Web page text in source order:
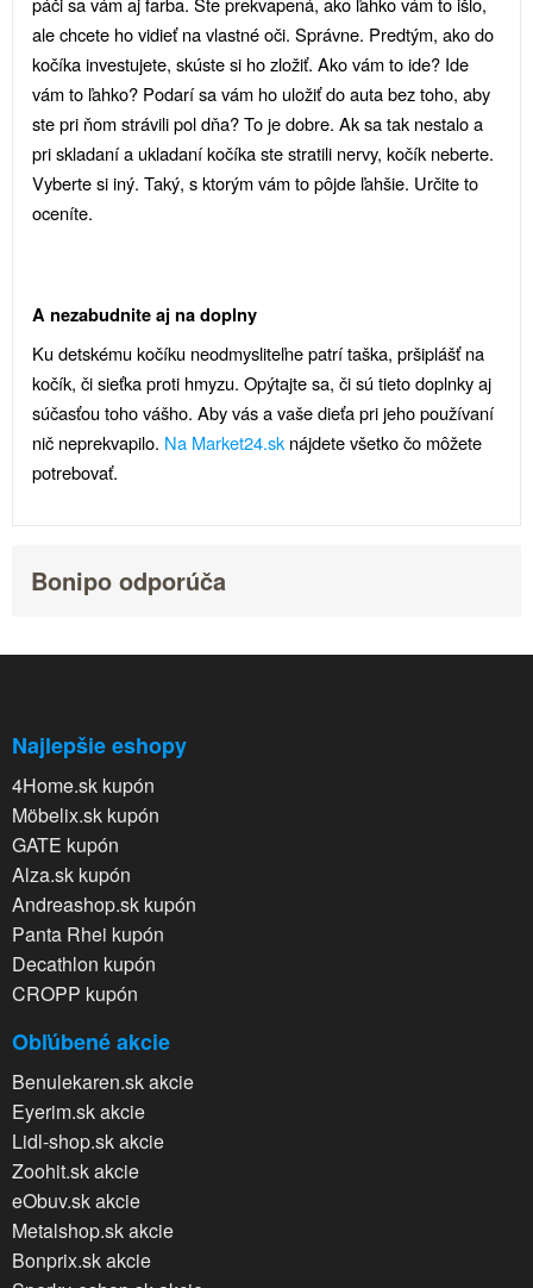
ale chcete ho vidieť na vlastné oči. Správne. Predtým, ako do
kočíka investujete, skúste si ho zložiť. Ako vám to ide? Ide
vám to ľahko? Podarí sa vám ho uložiť do auta bez toho, aby
ste pri ňom strávili pol dňa? To je dobre. Ak sa tak nestalo a
pri skladaní a ukladaní kočíka ste stratili nervy, kočík neberte.
Vyberte si iný. Taký, s ktorým vám to pôjde ľahšie. Určite to
oceníte.
A nezabudnite aj na doplny
Ku detskému kočíku neodmysliteľne patrí taška, pršiplášť na
kočík, či sieťka proti hmyzu. Opýtajte sa, či sú tieto doplnky aj
súčasťou toho vášho. Aby vás a vaše dieťa pri jeho používaní
nič neprekvapilo. Na Market24.sknájdete všetko čo môžete
potrebovať.
Bonipo odporúča
Najlepšie eshopy
4Home.sk kupón
Möbelix.sk kupón
GATE kupón
Alza.sk kupón
Andreashop.sk kupón
Panta Rhei kupón
Decathlon kupón
CROPP kupón
Obľúbené akcie
Benulekaren.sk akcie
Eyerim.sk akcie
Lidl-shop.sk akcie
Zoohit.sk akcie
eObuv.sk akcie
Metalshop.sk akcie
Bonprix.sk akcie